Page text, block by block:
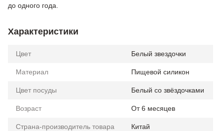
до одного года.
Характеристики
Цвет Белый звездочки
Материал Пищевой силикон
Цвет посуды Белый со звёздочками
Возраст От 6 месяцев
Страна-производитель товара Китай